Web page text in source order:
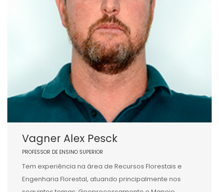
Vagner Alex Pesck
PROFESSOR DE ENSINO SUPERIOR
Tem experiência na área de Recursos Florestais e
Engenharia Florestal, atuando principalmente nos